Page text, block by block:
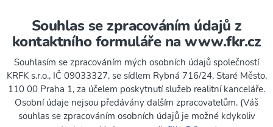
Souhlas se zpracováním údajů z
kontaktního formuláře na www.fkr.cz
Souhlasím se zpracováním mých osobních údajů společností
KRFK s.r.o., IČ 09033327, se sídlem Rybná 716/24, Staré Město,
110 00 Praha 1, za účelem poskytnutí služeb realitní kanceláře.
Osobní údaje nejsou předávány dalším zpracovatelům. (Váš
souhlas se zpracováním osobních údajů je možné kdykoliv